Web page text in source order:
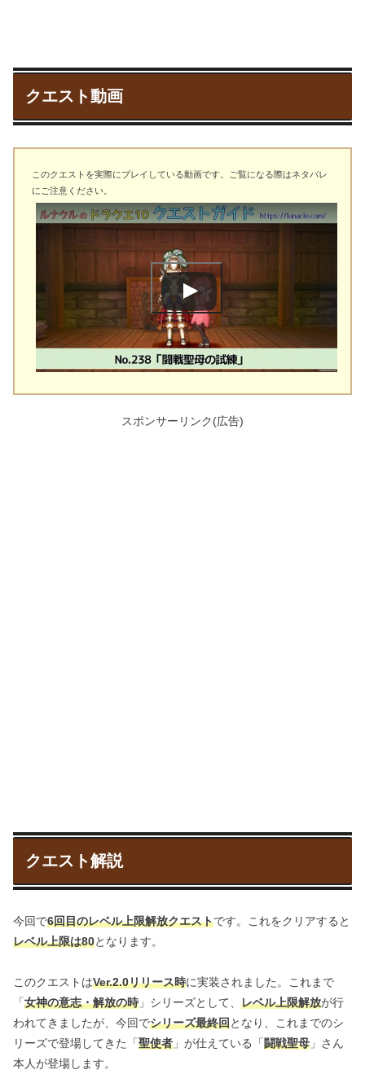
クエスト動画
このクエストを実際にプレイしている動画です。ご覧になる際はネタバレ
にご注意ください。
スポンサーリンク(広告)
クエスト解説
今回で6回目のレベル上限解放クエストです。これをクリアすると
レベル上限は80となります。
このクエストはVer.2.0リリース時に実装されました。これまで
「女神の意志・解放の時 」シリーズとして、 レベル上限解放が行
われてきましたが、今回でシリーズ最終回となり、これまでのシ
リーズで登場してきた「聖使者 」が仕えている「闘戦聖母 」さん
本人が登場します。